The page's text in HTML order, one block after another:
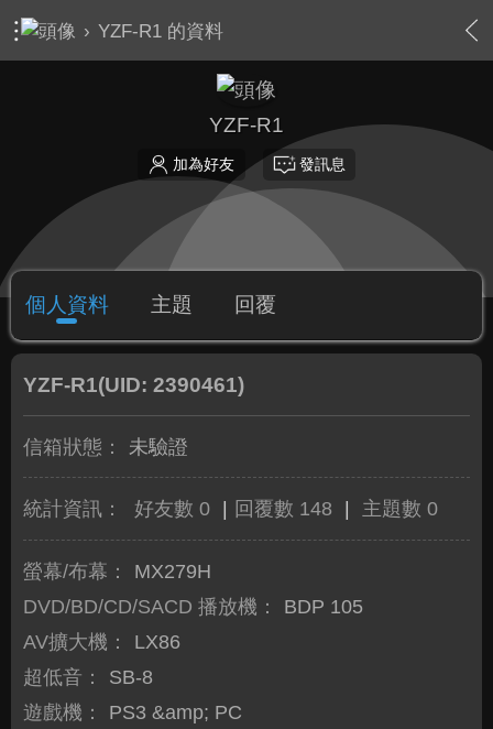
› YZF-R1 的資料
YZF-R1
加為好友 發訊息
個人資料 主題 回覆
YZF-R1(UID: 2390461)
信箱狀態： 未驗證
統計資訊： 好友數 0 回覆數 148 主題數 0
螢幕/布幕：
MX279H
DVD/BD/CD/SACD 播放機：
BDP 105
AV擴大機：
LX86
超低音：
SB-8
遊戲機：
PS3 &amp; PC